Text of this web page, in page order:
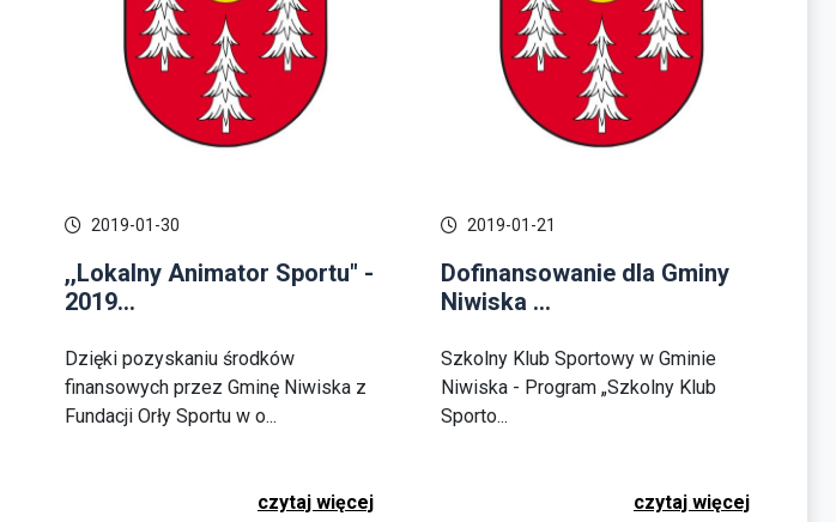
2019-01-30
,,Lokalny Animator Sportu" -
2019...
Dzięki pozyskaniu środków
finansowych przez Gminę Niwiska z
Fundacji Orły Sportu w o...
czytaj więcej
2019-01-21
Dofinansowanie dla Gminy
Niwiska ...
Szkolny Klub Sportowy w Gminie
Niwiska - Program „Szkolny Klub
Sporto...
czytaj więcej